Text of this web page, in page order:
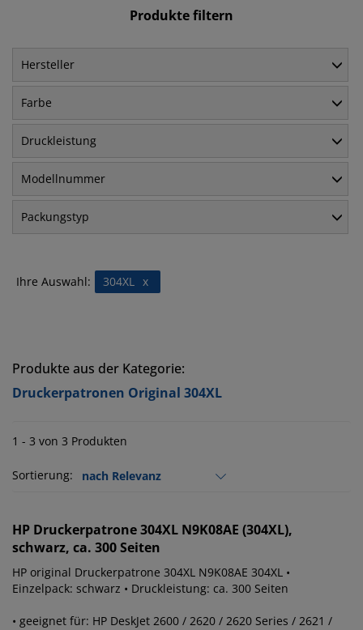
Produkte filtern
Hersteller
Farbe
Druckleistung
Modellnummer
Packungstyp
Ihre Auswahl: x
304XL
Produkte aus der Kategorie:
Druckerpatronen Original 304XL
1 - 3 von 3 Produkten
Sortierung:
HP Druckerpatrone 304XL N9K08AE (304XL),
schwarz, ca. 300 Seiten
HP original Druckerpatrone 304XL N9K08AE 304XL •
Einzelpack: schwarz • Druckleistung: ca. 300 Seiten
• geeignet für: HP DeskJet 2600 / 2620 / 2620 Series / 2621 /